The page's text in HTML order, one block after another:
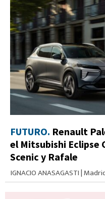
FUTURO. Renault
el Mitsubishi
Scenic y Rafale
IGNACIO ANASAGASTI|